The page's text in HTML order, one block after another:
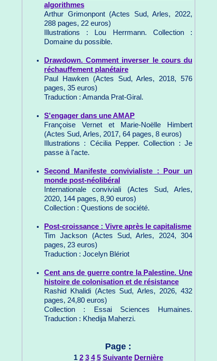
algorithmes
Arthur Grimonpont (Actes Sud, Arles, 2022,
288 pages, 22 euros)
Illustrations : Lou Herrmann. Collection :
Domaine du possible.
Drawdown. Comment inverser le cours du
réchauffement planétaire
Paul Hawken (Actes Sud, Arles, 2018, 576
pages, 35 euros)
Traduction : Amanda Prat-Giral.
S'engager dans une AMAP
Françoise Vernet et Marie-Noëlle Himbert
(Actes Sud, Arles, 2017, 64 pages, 8 euros)
Illustrations : Cécilia Pepper. Collection : Je
passe à l'acte.
Second Manifeste convivialiste : Pour un
monde post-néolibéral
Internationale conviviali (Actes Sud, Arles,
2020, 144 pages, 8,90 euros)
Collection : Questions de société.
Post-croissance : Vivre après le capitalisme
Tim Jackson (Actes Sud, Arles, 2024, 304
pages, 23 euros)
Traduction : Jocelyn Blériot
Cent ans de guerre contre la Palestine. Une
histoire de colonisation et de résistance
Rashid Khalidi (Actes Sud, Arles, 2026, 432
pages, 24,80 euros)
Collection : Essai Sciences Humaines.
Traduction : Khedija Maherzi.
Page :
1 2 3 4 5 Suivante Dernière